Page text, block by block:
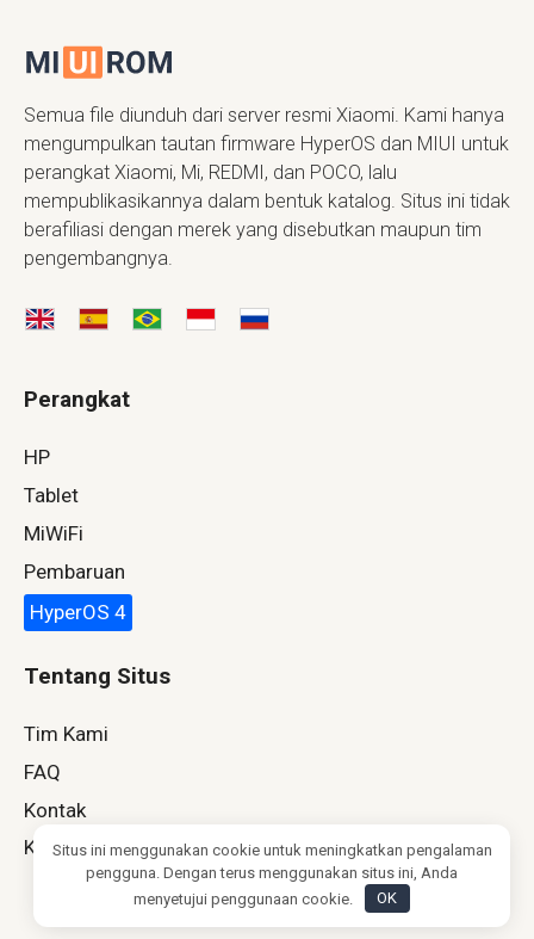
Semua file diunduh dari server resmi Xiaomi. Kami hanya
mengumpulkan tautan firmware HyperOS dan MIUI untuk
perangkat Xiaomi, Mi, REDMI, dan POCO, lalu
mempublikasikannya dalam bentuk katalog. Situs ini tidak
berafiliasi dengan merek yang disebutkan maupun tim
pengembangnya.
Perangkat
HP
Tablet
MiWiFi
Pembaruan
HyperOS 4
Tentang Situs
Tim Kami
FAQ
Kontak
Kebijakan Privasi
Situs ini menggunakan cookie untuk meningkatkan pengalaman
pengguna. Dengan terus menggunakan situs ini, Anda
menyetujui penggunaan cookie.
OK